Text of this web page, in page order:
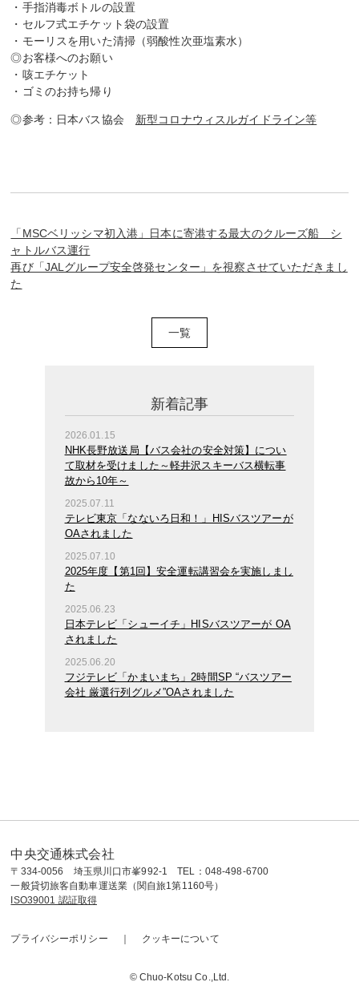
・手指消毒ボトルの設置
・セルフ式エチケット袋の設置
・モーリスを用いた清掃（弱酸性次亜塩素水）
◎お客様へのお願い
・咳エチケット
・ゴミのお持ち帰り
◎参考：日本バス協会 新型コロナウィスルガイドライン等
「MSCベリッシマ初入港」日本に寄港する最大のクルーズ船 シ
ャトルバス運行
再び「JALグループ安全啓発センター」を視察させていただきまし
た
一覧
新着記事
2026.01.15
NHK長野放送局【バス会社の安全対策】につい
て取材を受けました～軽井沢スキーバス横転事
故から10年～
2025.07.11
テレビ東京「なないろ日和！」HISバスツアーが
OAされました
2025.07.10
2025年度【第1回】安全運転講習会を実施しまし
た
2025.06.23
日本テレビ「シューイチ」HISバスツアーが OA
されました
2025.06.20
フジテレビ「かまいまち」2時間SP “バスツアー
会社 厳選行列グルメ”OAされました
中央交通株式会社
〒334-0056 埼玉県川口市峯992-1 TEL：048-498-6700
一般貸切旅客自動車運送業（関自旅1第1160号）
ISO39001 認証取得
プライバシーポリシー クッキーについて
© Chuo-Kotsu Co.,Ltd.